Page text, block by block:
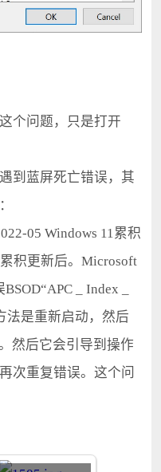
问题，只是打开
蓝屏死亡错误，其
05 Windows 11累积
积更新后。Microsoft
_ Index _
法是重新启动，然后
然后它会引导到操作
次重复错误。这个问